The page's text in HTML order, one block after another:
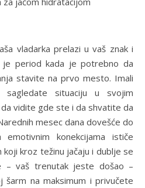
vladarka prelazi u vaš znak i
je period kada je potrebno da
stavite na prvo mesto. Imali
situaciju u svojim
vidite gde ste i da shvatite da
mesec dana dovešće do
emotivnim konekcijama ističe
koji kroz težinu jačaju i dublje se
– vaš trenutak jeste došao –
na maksimum i privučete